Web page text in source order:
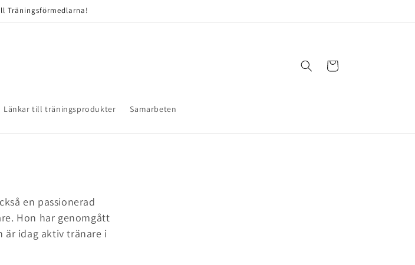
Träningsförmedlarna!
Länkar till träningsprodukter Samarbeten
Varukorg
en passionerad
Hon har genomgått
är idag aktiv tränare i